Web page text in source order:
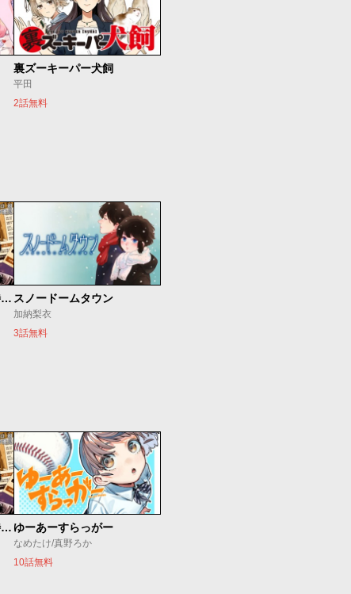
裏ズーキーパー犬飼
平田
2話無料
今夜もシリアルキラーと待ち合わせ スノードームタウン
加納梨衣
3話無料
今夜もシリアルキラーと待ち合わせ ゆーあーすらっがー
なめたけ/真野ろか
10話無料